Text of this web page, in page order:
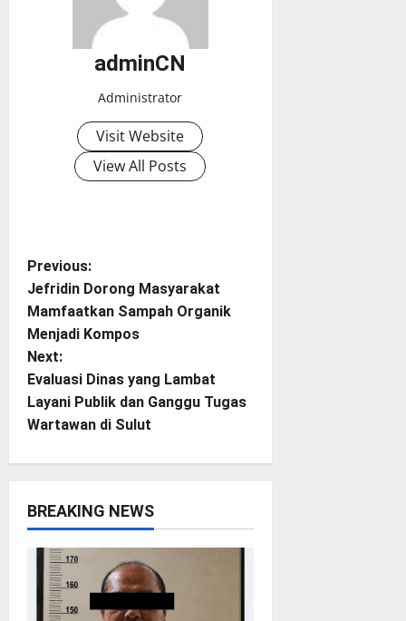
adminCN
Administrator
Visit Website
View All Posts
P
o
s
t
n
a
v
i
Previous:
Jefridin Dorong Masyarakat
Mamfaatkan Sampah Organik
Menjadi Kompos
Next:
Evaluasi Dinas yang Lambat
Layani Publik dan Ganggu Tugas
Wartawan di Sulut
BREAKING NEWS